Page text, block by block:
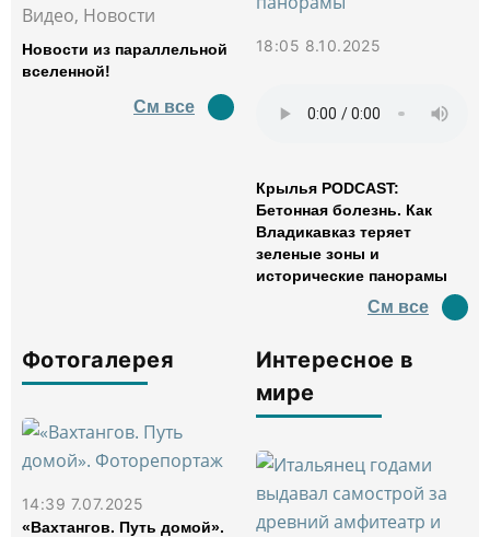
Видео, Новости
Новости из параллельной
вселенной!
См все
18:05 8.10.2025
Крылья PODCAST:
Бетонная болезнь. Как
Владикавказ теряет
зеленые зоны и
исторические панорамы
См все
Фотогалерея
14:39 7.07.2025
«Вахтангов. Путь домой».
Интересное в
мире